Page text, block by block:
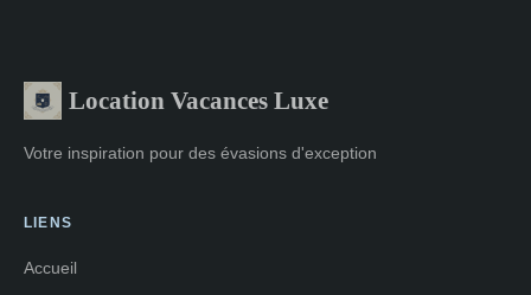
Location Vacances Luxe
Votre inspiration pour des évasions d'exception
LIENS
Accueil